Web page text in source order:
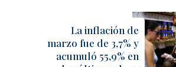
La inflación de
marzo fue de 3,7% y
acumuló 55,9% en